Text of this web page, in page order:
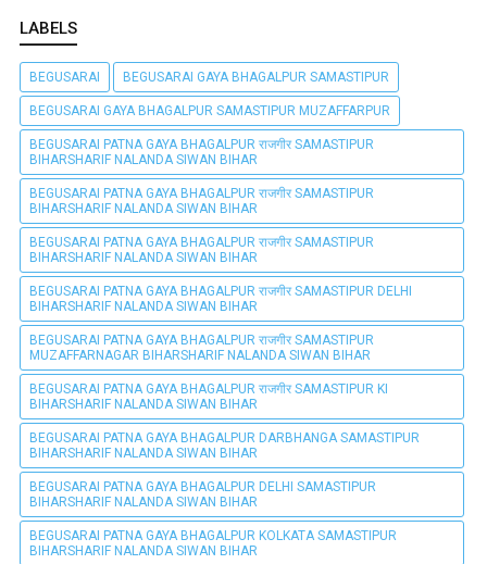
LABELS
BEGUSARAI BEGUSARAI GAYA BHAGALPUR SAMASTIPUR
BEGUSARAI GAYA BHAGALPUR SAMASTIPUR MUZAFFARPUR
BEGUSARAI PATNA GAYA BHAGALPUR राजगीर SAMASTIPUR
BIHARSHARIF NALANDA SIWAN BIHAR
BEGUSARAI PATNA GAYA BHAGALPUR राजगीर SAMASTIPUR
BIHARSHARIF NALANDA SIWAN BIHAR
BEGUSARAI PATNA GAYA BHAGALPUR राजगीर SAMASTIPUR
BIHARSHARIF NALANDA SIWAN BIHAR
BEGUSARAI PATNA GAYA BHAGALPUR राजगीर SAMASTIPUR DELHI
BIHARSHARIF NALANDA SIWAN BIHAR
BEGUSARAI PATNA GAYA BHAGALPUR राजगीर SAMASTIPUR
MUZAFFARNAGAR BIHARSHARIF NALANDA SIWAN BIHAR
BEGUSARAI PATNA GAYA BHAGALPUR राजगीर SAMASTIPUR KI
BIHARSHARIF NALANDA SIWAN BIHAR
BEGUSARAI PATNA GAYA BHAGALPUR DARBHANGA SAMASTIPUR
BIHARSHARIF NALANDA SIWAN BIHAR
BEGUSARAI PATNA GAYA BHAGALPUR DELHI SAMASTIPUR
BIHARSHARIF NALANDA SIWAN BIHAR
BEGUSARAI PATNA GAYA BHAGALPUR KOLKATA SAMASTIPUR
BIHARSHARIF NALANDA SIWAN BIHAR